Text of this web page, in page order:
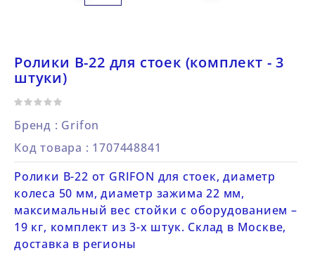
Ролики B-22 для стоек (комплект - 3
штуки)
Бренд : Grifon
Код товара : 1707448841
Ролики B-22 от GRIFON для стоек, диаметр
колеса 50 мм, диаметр зажима 22 мм,
максимальный вес стойки с оборудованием –
19 кг, комплект из 3-х штук. Склад в Москве,
доставка в регионы